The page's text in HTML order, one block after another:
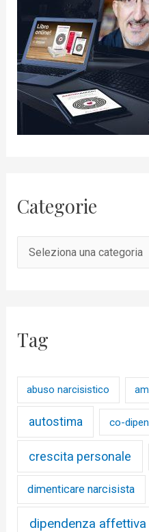
Categorie
Tag
abuso narcisistico
autostima co-
crescita personale
dimenticare narcisista
dipendenza affettiva